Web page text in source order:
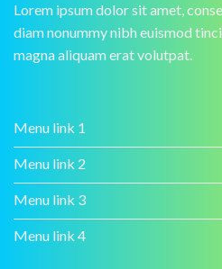
Lorem ipsum dolor sit amet,
diam nonummy nibh euismod
magna aliquam erat volutpat.
Menu link 1
Menu link 2
Menu link 3
Menu link 4